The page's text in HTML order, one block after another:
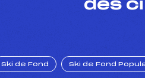
des
Ski de Fond Ski de Fond